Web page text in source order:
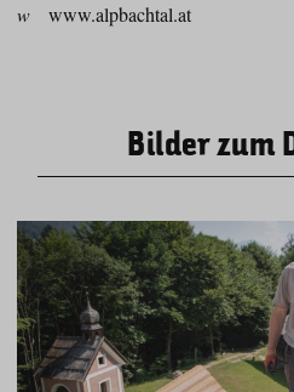
w
www.alpbachtal.at
Bilder zum